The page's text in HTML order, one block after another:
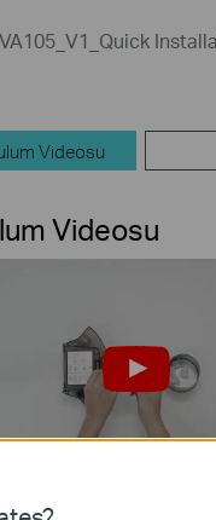
Videosu
Videosu
Clean the Filter: